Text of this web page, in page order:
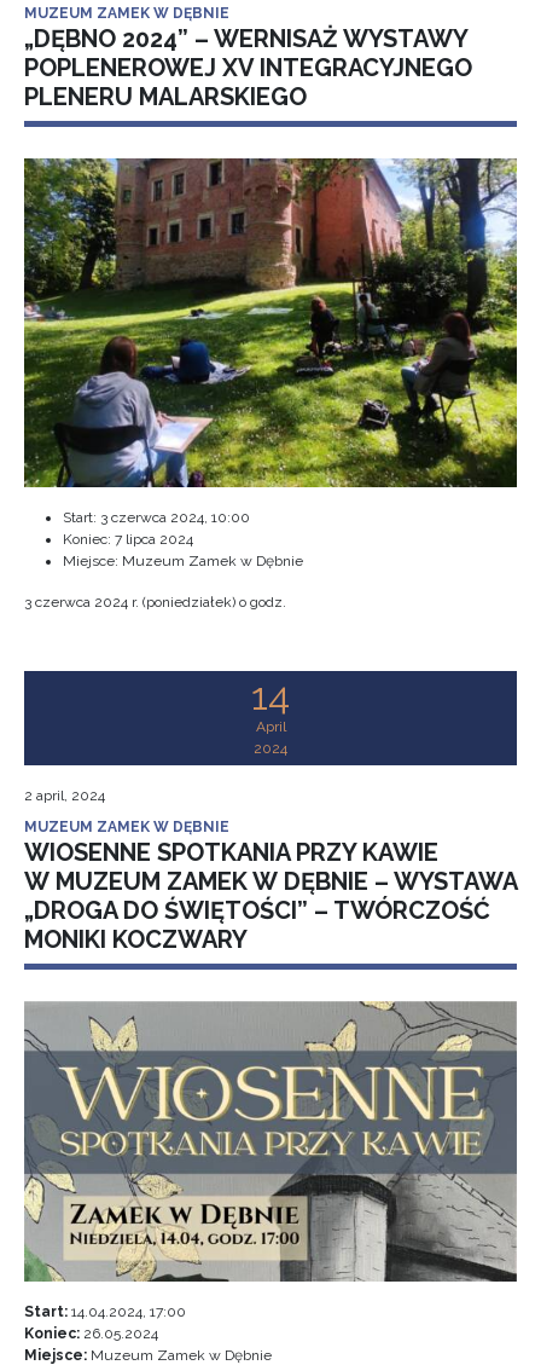
MUZEUM ZAMEK W DĘBNIE
„DĘBNO 2024” – WERNISAŻ WYSTAWY
POPLENEROWEJ XV INTEGRACYJNEGO
PLENERU MALARSKIEGO
Start: 3 czerwca 2024, 10:00
Koniec: 7 lipca 2024
Miejsce: Muzeum Zamek w Dębnie
3 czerwca 2024 r. (poniedziałek) o godz.
14
April
2024
2 april, 2024
MUZEUM ZAMEK W DĘBNIE
WIOSENNE SPOTKANIA PRZY KAWIE
W MUZEUM ZAMEK W DĘBNIE – WYSTAWA
„DROGA DO ŚWIĘTOŚCI” – TWÓRCZOŚĆ
MONIKI KOCZWARY
Start: 14.04.2024, 17:00
Koniec: 26.05.2024
Miejsce: Muzeum Zamek w Dębnie